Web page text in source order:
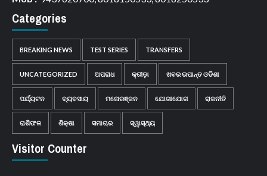
Categories
BREAKING NEWS TEST SERIES TRANSFERS
UNCATEGORIZED ଅପରାଧ କ୍ରୀଡ଼ା ଖବର ଉପାନ୍ତ ଓଡିଶା
ପର୍ଯ୍ୟଟନ ବ୍ୟବସାୟ ମନୋରଞ୍ଜନ ଯୋଗାଯୋଗ ରାଜନୀତି
ରାଶିଫଳ ଶିକ୍ଷା ସମାଚାର ସ୍ୱାସ୍ଥ୍ୟ
Visitor Counter